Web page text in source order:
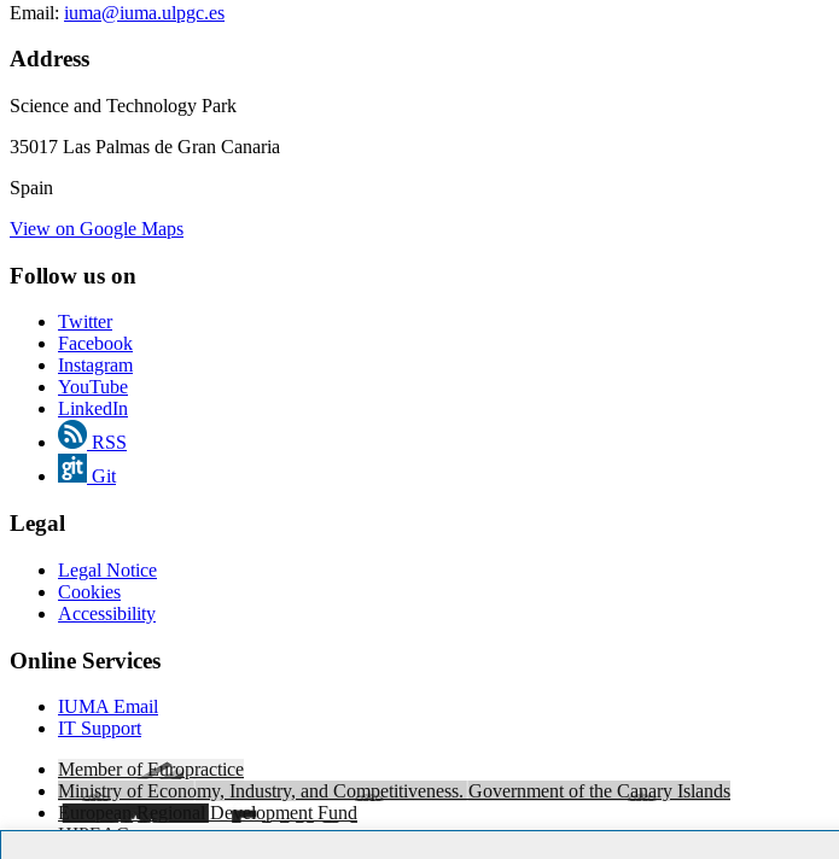
Email: iuma@iuma.ulpgc.es
Address
Science and Technology Park
35017 Las Palmas de Gran Canaria
Spain
View on Google Maps
Follow us on
Twitter
Facebook
Instagram
YouTube
LinkedIn
RSS
Git
Legal
Legal Notice
Cookies
Accessibility
Online Services
IUMA Email
IT Support
Member of Europractice
Ministry of Economy, Industry, and Competitiveness. Government of the Canary Islands
European Regional Development Fund
HIPEAC